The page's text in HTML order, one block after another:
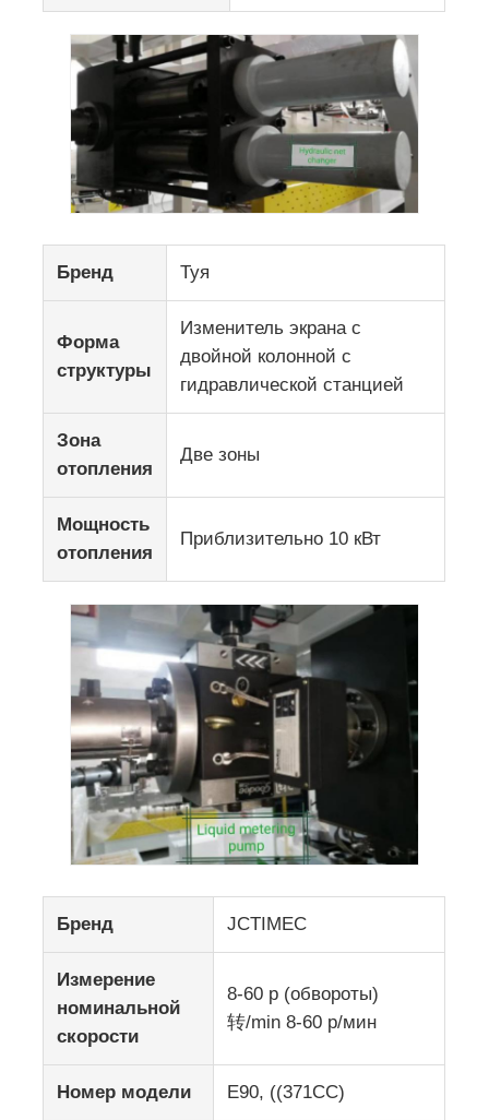
Бренд Туя
Форма
структуры
Изменитель экрана с
двойной колонной с
гидравлической станцией
Зона
отопления
Две зоны
Мощность
отопления
Приблизительно 10 кВт
Бренд JCTIMEC
Измерение
номинальной
скорости
8-60 р (обвороты)
转/min 8-60 р/мин
Номер модели E90, ((371CC)